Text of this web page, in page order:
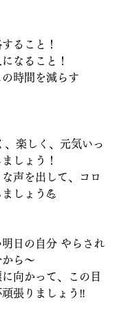
ること！
なること！
の時間を減らす
、楽しく、元気いっ
しょう！
声を出して、コロ
しょう💪
日の自分 やらされ
ら〜
向かって、この目
張りましょう‼️